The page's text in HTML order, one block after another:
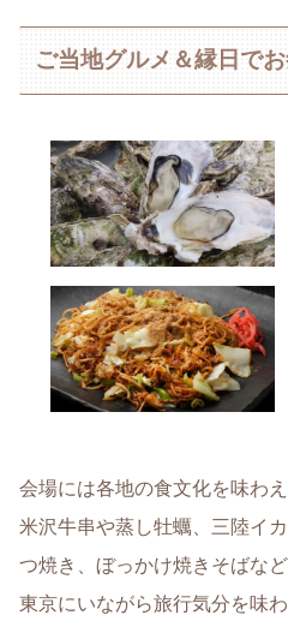
ご当地グルメ＆縁日で
会場には各地の食文化を味わ
米沢牛串や蒸し牡蠣、三陸イ
つ焼き、ぼっかけ焼きそばな
東京にいながら旅行気分を味わ